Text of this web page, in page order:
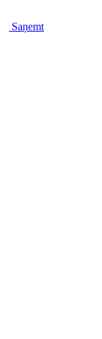
Saņemt